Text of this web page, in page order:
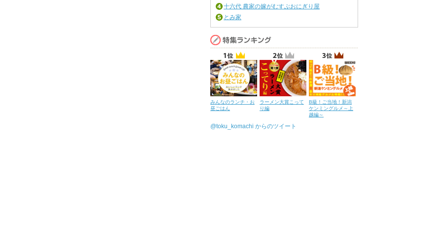
十六代 農家の嫁がむすぶおにぎり屋
とみ家
みんなのランチ・お
昼ごはん
ラーメン大賞こって
り編
B級！ご当地！新潟
ケンミングルメ～上
越編～
@toku_komachi からのツイート